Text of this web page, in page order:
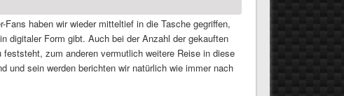
haben wir wieder mitteltief in die Tasche gegriffen,
digitaler Form gibt. Auch bei der Anzahl der gekauften
zum anderen vermutlich weitere Reise in diese
und sein werden berichten wir natürlich wie immer nach